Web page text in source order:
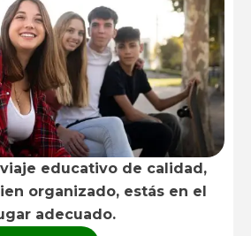
educativo de calidad,
organizado, estás en el
adecuado.